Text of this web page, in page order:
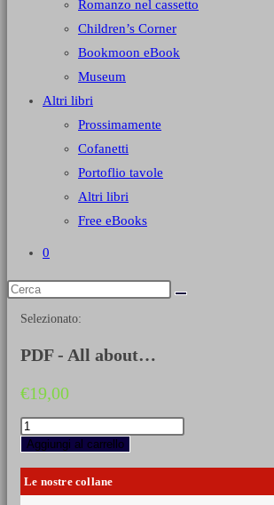
Romanzo nel cassetto
Children’s Corner
Bookmoon eBook
Museum
Altri libri
Prossimamente
Cofanetti
Portoflio tavole
Altri libri
Free eBooks
0
Selezionato:
PDF - All about…
€19,00
PDF
-
All
about
Austerlitz
Aggiungi al carrello
Le nostre collane